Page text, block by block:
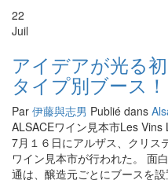
22
Juil
アイデアが光る
タイプ別ブース！
Par 伊藤與志男 Publié dans
ALSACEワイン見本市Les
7月１６日にアルザス、クリス
ワイン見本市が行われた。 面
通は、醸造元ごとにブースを